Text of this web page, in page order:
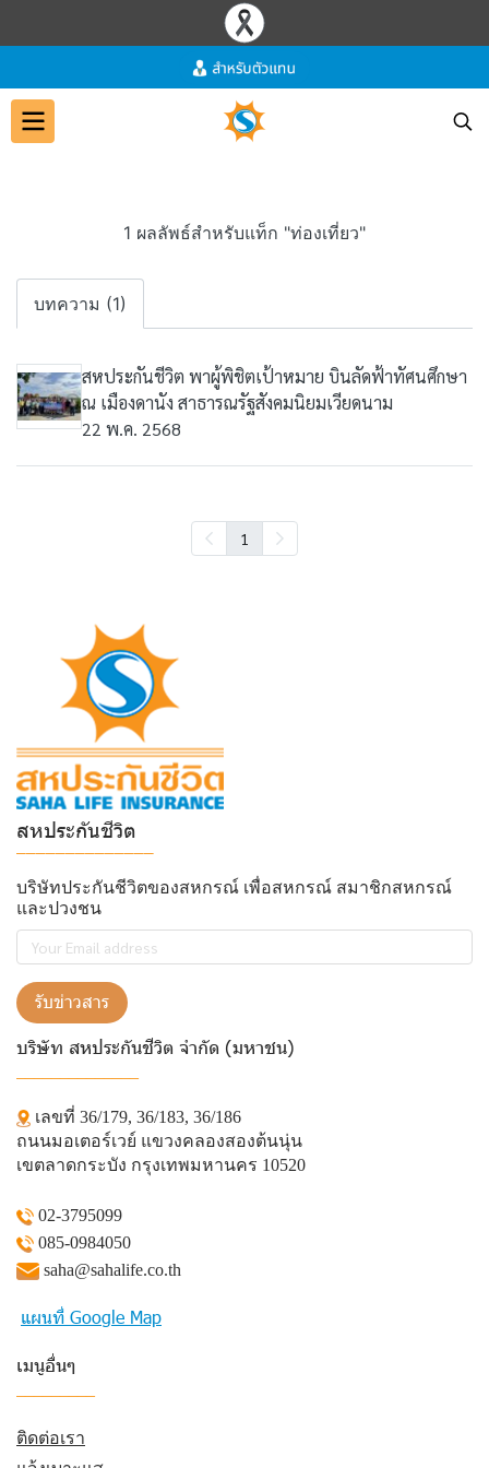
1 ผลลัพธ์สำหรับแท็ก "ท่องเที่ยว"
บทความ (1)
สหประกันชีวิต พาผู้พิชิตเป้าหมาย บินลัดฟ้าทัศนศึกษา
ณ เมืองดานัง สาธารณรัฐสังคมนิยมเวียดนาม
22 พ.ค. 2568
1
สหประกันชีวิต
บริษัทประกันชีวิตของสหกรณ์ เพื่อสหกรณ์ สมาชิกสหกรณ์
และปวงชน
รับข่าวสาร
บริษัท สหประกันชีวิต จำกัด (มหาชน)
เลขที่ 36/179, 36/183, 36/186
ถนนมอเตอร์เวย์ แขวงคลองสองต้นนุ่น
เขตลาดกระบัง กรุงเทพมหานคร 10520
02-3795099
085-0984050
saha@sahalife.co.th
แผนที่ Google Map
เมนูอื่นๆ
ติดต่อเรา